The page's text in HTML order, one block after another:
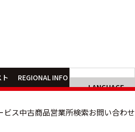
REGIONAL INFO
LANGUAGE
マルチフック不整地
野から選ぶ
ビス中古商品営業所検索お問い合わせ